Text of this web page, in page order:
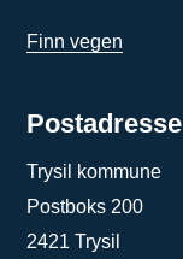
Finn vegen
Postadresse
Trysil kommune
Postboks 200
2421 Trysil